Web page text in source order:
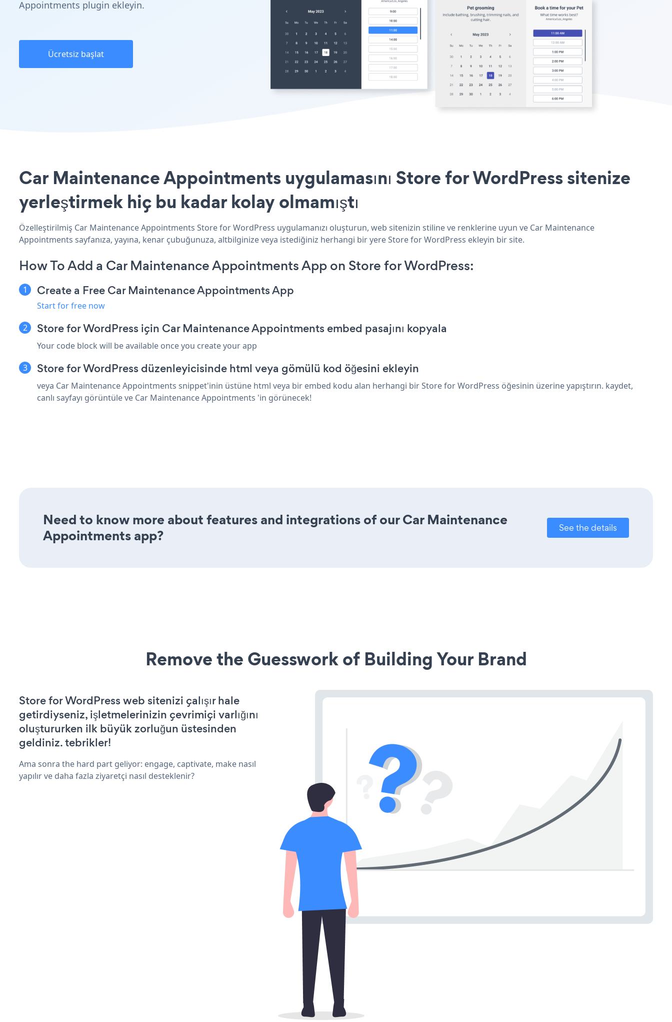
Appointments plugin ekleyin.
Ücretsiz başlat
Car Maintenance Appointments uygulamasını Store for WordPress sitenize
yerleştirmek hiç bu kadar kolay olmamıştı
Özelleştirilmiş Car Maintenance Appointments Store for WordPress uygulamanızı oluşturun, web sitenizin stiline ve renklerine uyun ve Car Maintenance
Appointments sayfanıza, yayına, kenar çubuğunuza, altbilginize veya istediğiniz herhangi bir yere Store for WordPress ekleyin bir site.
How To Add a Car Maintenance Appointments App on Store for WordPress:
Create a Free Car Maintenance Appointments App
Start for free now
Store for WordPress için Car Maintenance Appointments embed pasajını kopyala
Your code block will be available once you create your app
Store for WordPress düzenleyicisinde html veya gömülü kod öğesini ekleyin
veya Car Maintenance Appointments snippet'inin üstüne html veya bir embed kodu alan herhangi bir Store for WordPress öğesinin üzerine yapıştırın. kaydet,
canlı sayfayı görüntüle ve Car Maintenance Appointments 'in görünecek!
Need to know more about features and integrations of our Car Maintenance
Appointments app?
See the details
Remove the Guesswork of Building Your Brand
Store for WordPress web sitenizi çalışır hale
getirdiyseniz, işletmelerinizin çevrimiçi varlığını
oluştururken ilk büyük zorluğun üstesinden
geldiniz. tebrikler!
Ama sonra the hard part geliyor: engage, captivate, make nasıl
yapılır ve daha fazla ziyaretçi nasıl desteklenir?